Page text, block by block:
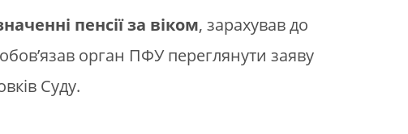
пенсії за віком, зарахував до
орган ПФУ переглянути заяву
Суду.